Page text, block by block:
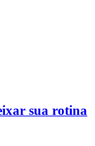
sua rotina